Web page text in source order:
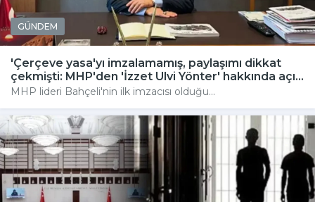
GÜNDEM
'Çerçeve yasa'yı imzalamamış, paylaşımı dikkat
çekmişti: MHP'den 'İzzet Ulvi Yönter' hakkında açı...
MHP lideri Bahçeli'nin ilk imzacısı olduğu...